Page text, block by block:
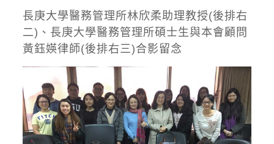
長庚大學醫務管理所林欣柔助理教授(後排右
二)、長庚大學醫務管理所碩士生與本會顧問
黃鈺媖律師(後排右三)合影留念